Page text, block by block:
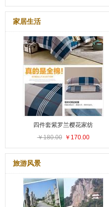
家居生活
四件套紫罗兰樱花家纺
￥180.00
￥170.00
旅游风景